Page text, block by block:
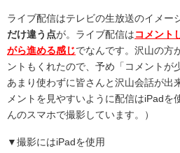
ライブ配信はテレビの生放送のイメー
だけ違う点が。ライブ配信はコメント
がら進める感じでなんです。沢山の方
ントもくれたので、予め「コメントが
あまり使わずに皆さんと沢山会話が出
メントを見やすいように配信はiPadを
んのスマホで撮影しています。）
▼撮影にはiPadを使用